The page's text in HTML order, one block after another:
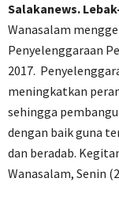
Salakanews.
Wanasalam
Penyelenggaraan
2017.
meningkatkan
sehingga
dengan baik guna
dan beradab.
Wanasalam, Senin